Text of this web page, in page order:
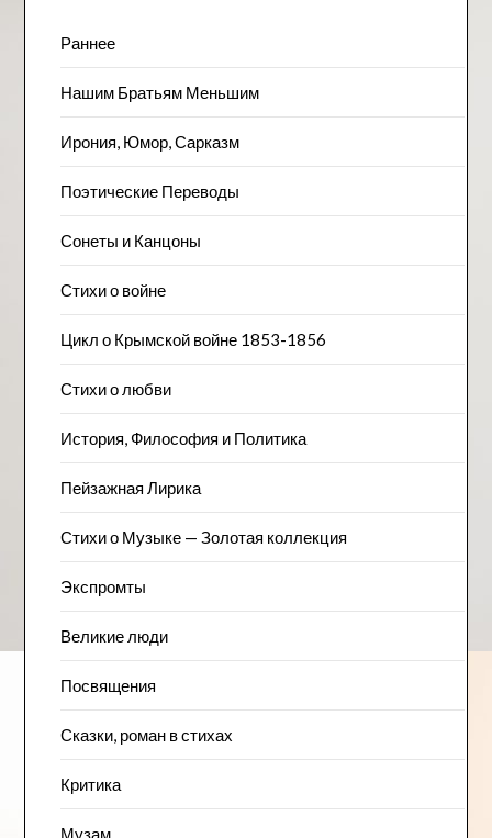
Раннее
Нашим Братьям Меньшим
Ирония, Юмор, Сарказм
Поэтические Переводы
Сонеты и Канцоны
Стихи о войне
Цикл о Крымской войне 1853-1856
Стихи о любви
История, Философия и Политика
Пейзажна​я Лирика
Стихи о Музыке — Золотая коллекция
Экспромты
Великие люди
Посвящения
Сказки, роман в стихах
Критика
Музам